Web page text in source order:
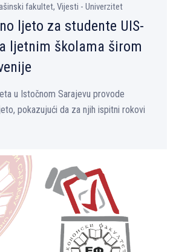
fakultet, Vijesti - Univerzitet
ljeto za studente UIS-
ljetnim školama širom
u Istočnom Sarajevu provode
pokazujući da za njih ispitni rokovi